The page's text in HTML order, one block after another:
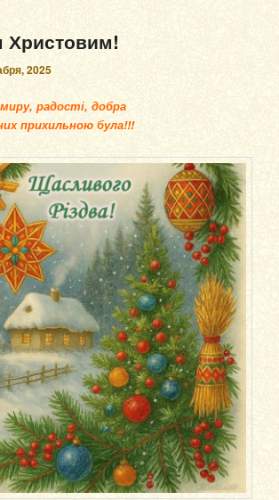
Христовим!
2025
радості, добра
прихильною була!!!